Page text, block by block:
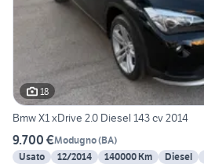
18
Bmw X1 xDrive 2.0 Diesel 143 cv 2014
9.700 €Modugno(BA)
Usato
12/2014 140000 Km Diesel